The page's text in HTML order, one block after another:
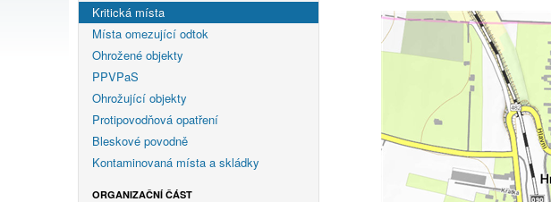
Kritická místa
Místa omezující odtok
Ohrožené objekty
PPVPaS
Ohrožující objekty
Protipovodňová opatření
Bleskové povodně
Kontaminovaná místa a skládky
ORGANIZAČNÍ ČÁST